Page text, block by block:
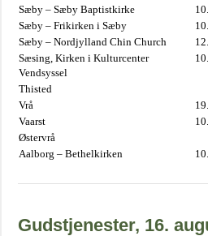
Sæby – Sæby Baptistkirke
Sæby – Frikirken i Sæby
Sæby – Nordjylland Chin Church
Sæsing, Kirken i Kulturcenter
Vendsyssel
Thisted
Vrå
Vaarst
Østervrå
Aalborg – Bethelkirken
Gudstjenester, 16.